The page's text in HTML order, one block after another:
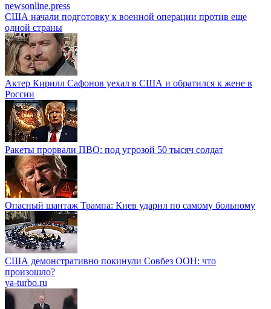
newsonline.press
США начали подготовку к военной операции против еще
одной страны
Актер Кирилл Сафонов уехал в США и обратился к жене в
России
Ракеты прорвали ПВО: под угрозой 50 тысяч солдат
Опасный шантаж Трампа: Киев ударил по самому больному
США демонстративно покинули Совбез ООН: что
произошло?
ya-turbo.ru